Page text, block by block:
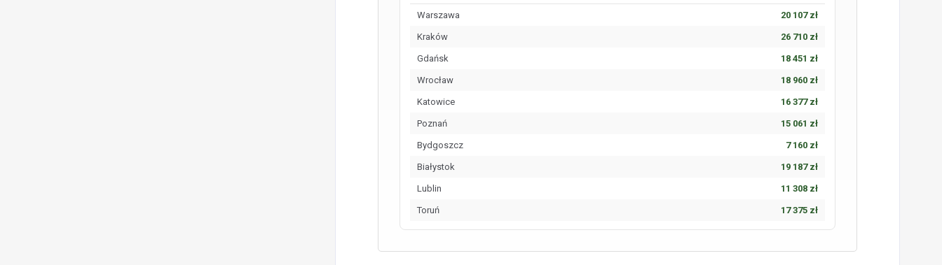
Warszawa 20 107 zł
Kraków 26 710 zł
Gdańsk 18 451 zł
Wrocław 18 960 zł
Katowice 16 377 zł
Poznań 15 061 zł
Bydgoszcz 7 160 zł
Białystok 19 187 zł
Lublin 11 308 zł
Toruń 17 375 zł